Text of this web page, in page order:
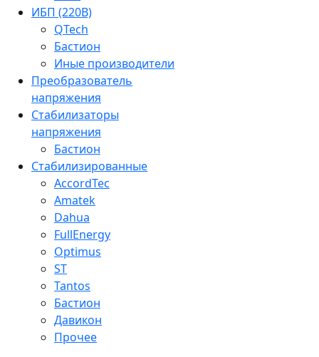
ИБП (220В)
QTech
Бастион
Иные производители
Преобразователь
напряжения
Стабилизаторы
напряжения
Бастион
Стабилизированные
AccordTec
Amatek
Dahua
FullEnergy
Optimus
ST
Tantos
Бастион
Давикон
Прочее